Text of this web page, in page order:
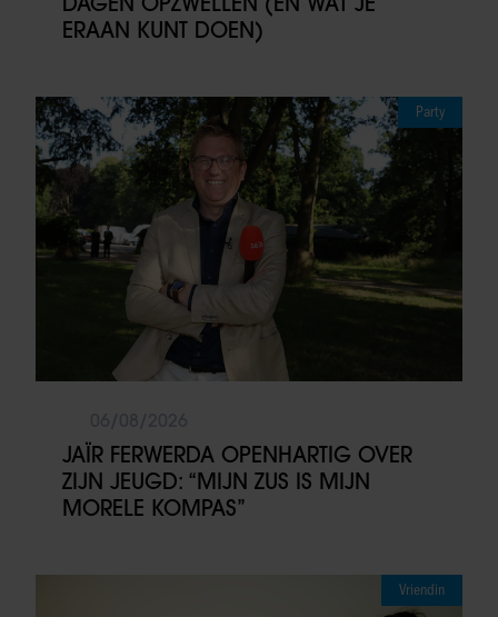
ERAAN KUNT DOEN)
Party
JAÏR FERWERDA OPENHARTIG OVER
ZIJN JEUGD: “MIJN ZUS IS MIJN
MORELE KOMPAS”
Vriendin